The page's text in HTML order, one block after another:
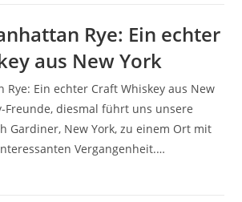
Rye: Ein echter
aus New York
Rye: Ein echter Craft Whiskey aus New
Freunde, diesmal führt uns unsere
Gardiner, New York, zu einem Ort mit
Vergangenheit.…